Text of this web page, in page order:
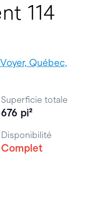
114
Québec,
Superficie totale
676 pi²
Disponibilité
Complet